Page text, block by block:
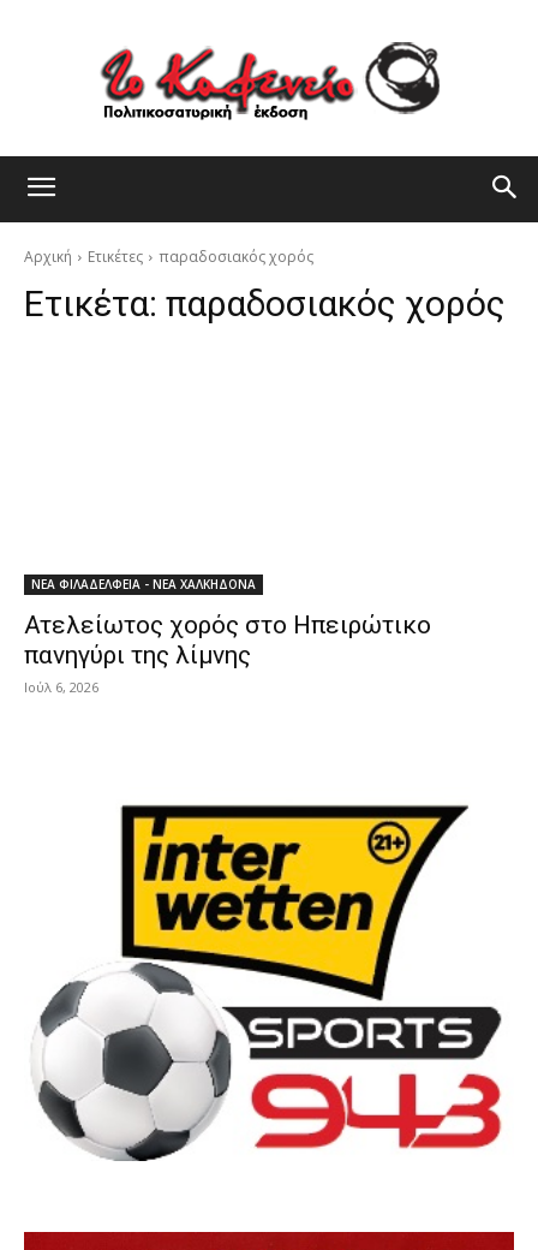
Αρχική Ετικέτες παραδοσιακός χορός
Ετικέτα: παραδοσιακός χορός
ΝΕΑ ΦΙΛΑΔΕΛΦΕΙΑ - ΝΕΑ ΧΑΛΚΗΔΟΝΑ
Ατελείωτος χορός στο Ηπειρώτικο
πανηγύρι της λίμνης
Ιούλ 6, 2026